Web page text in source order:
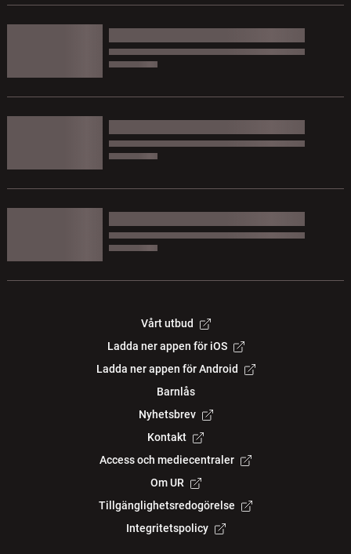
Vårt utbud
Ladda ner appen för iOS
Ladda ner appen för Android
Barnlås
Nyhetsbrev
Kontakt
Access och mediecentraler
Om UR
Tillgänglighetsredogörelse
Integritetspolicy